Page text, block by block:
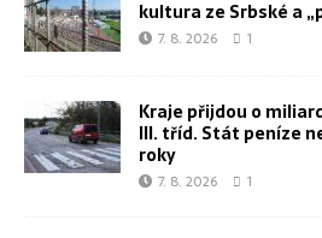
kultura ze Srbské a
7. 8. 2026 1
Kraje přijdou o
III. tříd. Stát peníze
roky
7. 8. 2026 1